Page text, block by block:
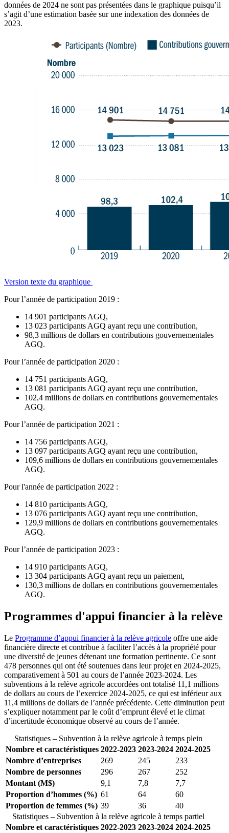
données de 2024 ne sont pas présentées dans le graphique puisqu’il
s’agit d’une estimation basée sur une indexation des données de
2023.
Version texte du graphique
Pour l’année de participation 2019 :
14 901 participants AGQ,
13 023 participants AGQ ayant reçu une contribution,
98,3 millions de dollars en contributions gouvernementales
AGQ.
Pour l’année de participation 2020 :
14 751 participants AGQ,
13 081 participants AGQ ayant reçu une contribution,
102,4 millions de dollars en contributions gouvernementales
AGQ.
Pour l’année de participation 2021 :
14 756 participants AGQ,
13 097 participants AGQ ayant reçu une contribution,
109,6 millions de dollars en contributions gouvernementales
AGQ.
Pour l'année de participation 2022 :
14 810 participants AGQ,
13 076 participants AGQ ayant reçu une contribution,
129,9 millions de dollars en contributions gouvernementales
AGQ.
Pour l’année de participation 2023 :
14 910 participants AGQ,
13 304 participants AGQ ayant reçu un paiement,
130,3 millions de dollars en contributions gouvernementales
AGQ.
Programmes d'appui financier à la relève
Le Programme d’appui financier à la relève agricole offre une aide
financière directe et contribue à faciliter l’accès à la propriété pour
une diversité de jeunes détenant une formation pertinente. Ce sont
478 personnes qui ont été soutenues dans leur projet en 2024-2025,
comparativement à 501 au cours de l’année 2023-2024. Les
subventions à la relève agricole accordées ont totalisé 11,1 millions
de dollars au cours de l’exercice 2024-2025, ce qui est inférieur aux
11,4 millions de dollars de l’année précédente. Cette diminution peut
s’expliquer notamment par le coût d’emprunt élevé et le climat
d’incertitude économique observé au cours de l’année.
Statistiques – Subvention à la relève agricole à temps plein
Nombre et caractéristiques 2022-2023 2023-2024 2024-2025
Nombre d’entreprises
269 245
233
Nombre de personnes
296 267
252
Montant (M$)
9,1 7,8
7,7
Proportion d’hommes (%) 61 64
60
Proportion de femmes (%) 39 36
40
Statistiques – Subvention à la relève agricole à temps partiel
Nombre et caractéristiques 2022-2023 2023-2024 2024-2025